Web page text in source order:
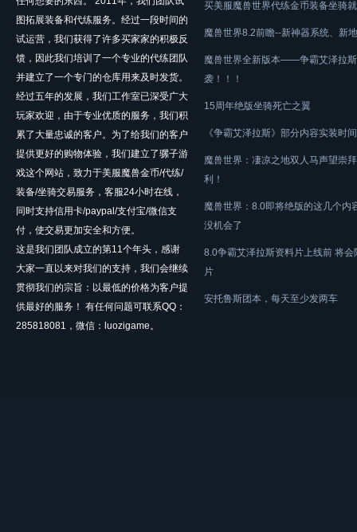
图拓展装备和代练服务。经过一段时间的
试运营，我们获得了许多买家家的积极反
馈，因此我们培训了一个专业的代练团队
并建立了一个专门的仓库用来及时发货。
经过五年的发展，我们工作室已深受广大
玩家欢迎，由于专业优质的服务，我们积
累了大量忠诚的客户。为了给我们的客户
提供更好的购物体验，我们建立了骡子游
戏这个网站，致力于美服魔兽金币/代练/
装备/坐骑交易服务，客服24小时在线，
同时支持信用卡/paypal/支付宝/微信支
付，使交易更加安全和方便。
这是我们团队成立的第11个年头，感谢
大家一直以来对我们的支持，我们会继续
贯彻我们的宗旨：以最低的价格为客户提
供最好的服务！ 有任何问题可联系QQ：
285818081，微信：luozigame。
买美服魔兽世界代练金币装备坐骑
魔兽世界8.2前瞻--新神器系统、新
魔兽世界全新版本——争霸艾泽拉
袭！！！
15周年绝版坐骑死亡之翼
《争霸艾泽拉斯》部分内容实装时
魔兽世界：凄凉之地双人马声望崇
利！
魔兽世界：8.0即将绝版的这几个内
没机会了
8.0争霸艾泽拉斯资料片上线前 将会
片
安托鲁斯团本，每天至少发两车